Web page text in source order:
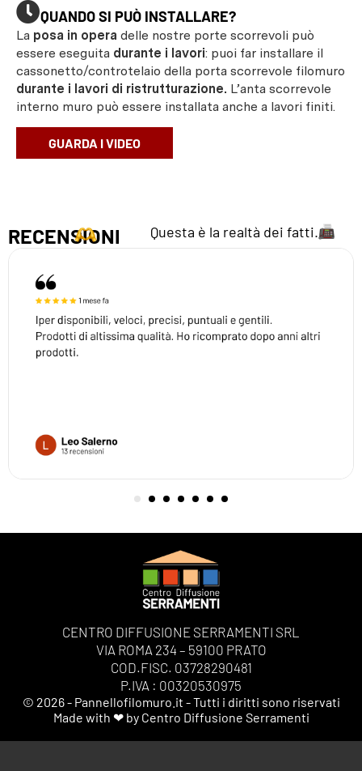
QUANDO SI PUÒ INSTALLARE?
La posa in opera delle nostre porte scorrevoli può
essere eseguita durante i lavori: puoi far installare il
cassonetto/controtelaio della porta scorrevole filomuro
durante i lavori di ristrutturazione. L’anta scorrevole
interno muro può essere installata anche a lavori finiti.
GUARDA I VIDEO
RECENSIONI Questa è la realtà dei fatti.
CENTRO DIFFUSIONE SERRAMENTI SRL
VIA ROMA 234 – 59100 PRATO
COD.FISC. 03728290481
P.IVA : 00320530975
© 2026 - Pannellofilomuro.it - Tutti i diritti sono riservati
Made with ❤ by Centro Diffusione Serramenti